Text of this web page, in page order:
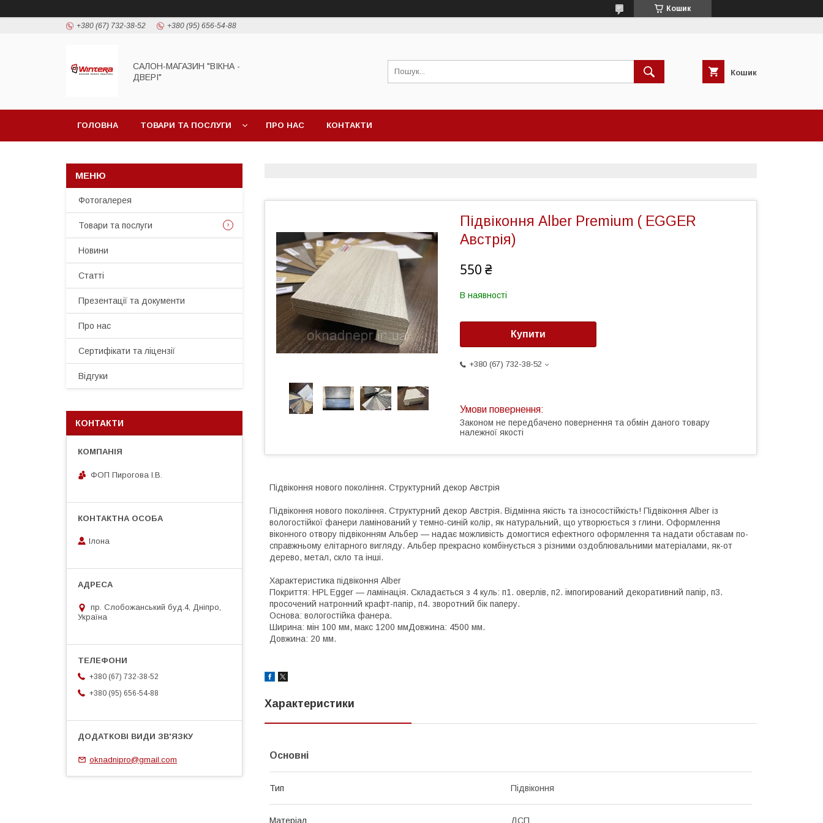
Кошик
+380 (67) 732-38-52 +380 (95) 656-54-88
САЛОН-МАГАЗИН "ВІКНА -
ДВЕРІ"
Кошик
ГОЛОВНА ТОВАРИ ТА ПОСЛУГИ ПРО НАС КОНТАКТИ
Підвіконня Alber Premium ( EGGER
Австрія)
550 ₴
В наявності
Купити
+380 (67) 732-38-52
Законом не передбачено повернення та обмін даного товару
належної якості
Підвіконня нового покоління. Структурний декор Австрія
Підвіконня нового покоління. Структурний декор Австрія. Відмінна якість та ізносостійкість! Підвіконня Alber із
вологостійкої фанери ламінований у темно-синій колір, як натуральний, що утворюється з глини. Оформлення
віконного отвору підвіконням Альбер — надає можливість домогтися ефектного оформлення та надати обставам по-
справжньому елітарного вигляду. Альбер прекрасно комбінується з різними оздоблювальними матеріалами, як-от
дерево, метал, скло та інші.
Характеристика підвіконня Alber
Покриття: HPL Egger — ламінація. Складається з 4 куль: п1. оверлів, п2. імпогирований декоративний папір, п3.
просочений натронний крафт-папір, п4. зворотний бік паперу.
Основа: вологостійка фанера.
Ширина: мін 100 мм, макс 1200 ммДовжина: 4500 мм.
Довжина: 20 мм.
Характеристики
Основні
Тип Підвіконня
Матеріал ДСП
Фотогалерея
Товари та послуги
Новини
Статті
Презентації та документи
Про нас
Сертифікати та ліцензії
Відгуки
КОНТАКТИ
ФОП Пирогова І.В.
Ілона
пр. Слобожанський буд.4, Дніпро,
Україна
+380 (67) 732-38-52
+380 (95) 656-54-88
oknadnipro@gmail.com